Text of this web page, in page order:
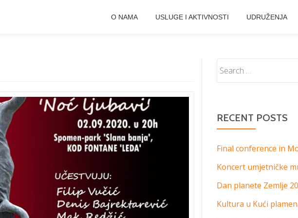
O NAMA USLUGE I AKTIVNOSTI UDRUŽENJA
RECENT POSTS
Final conference in
Koncert umjetničke
Dan planete Zemlje
Kultura u Kući